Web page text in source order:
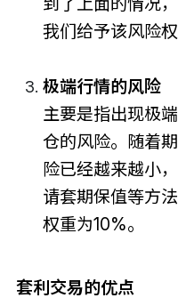
我们给予该风险权
极端行情的风险
主要是指出现极
仓的风险。随着
险已经越来越小
请套期保值等方
权重为10%。
套利交易的优点